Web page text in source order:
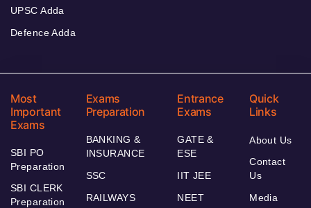
UPSC Adda
Defence Adda
Most
Important
Exams
SBI PO
Preparation
SBI CLERK
Preparation
Exams
Preparation
BANKING &
INSURANCE
SSC
RAILWAYS
Entrance
Exams
GATE &
ESE
IIT JEE
NEET
Quick
Links
About Us
Contact
Us
Media